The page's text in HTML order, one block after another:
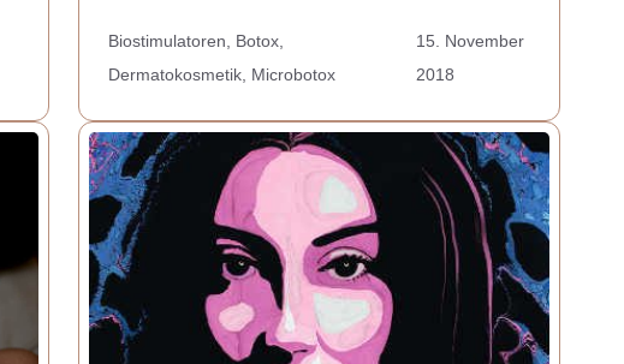
Biostimulatoren Botox
Dermatokosmetik Microbotox
15. November
2018